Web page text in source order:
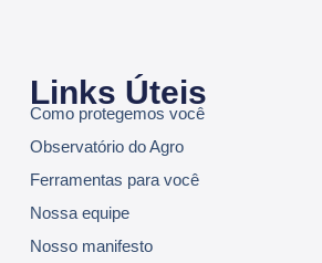
Links Úteis
Como protegemos você
Observatório do Agro
Ferramentas para você
Nossa equipe
Nosso manifesto